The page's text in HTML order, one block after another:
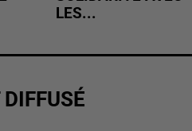
LES...